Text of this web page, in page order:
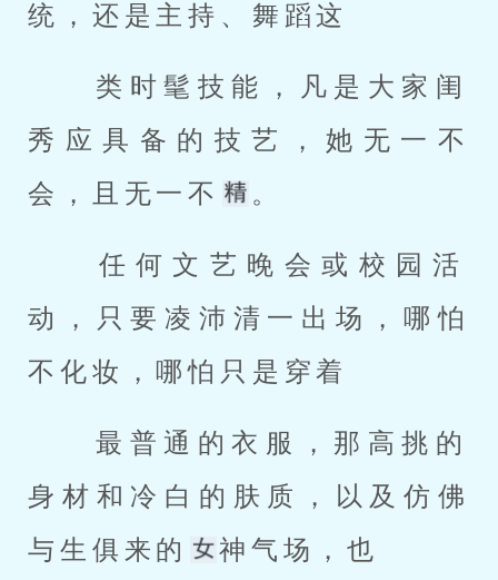
统，还是主持、舞蹈这
秀应具备的技艺，她无一不
会，且无一不
。
动，只要凌沛清一出场，哪怕
不化妆，哪怕只是穿着
身材和冷白的肤质，以及仿佛
与生俱来的
神气场，也